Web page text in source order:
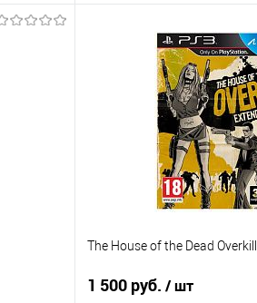
В
Купить в 1 клик
В избранное
The House of the Dead
1 500 руб. / шт